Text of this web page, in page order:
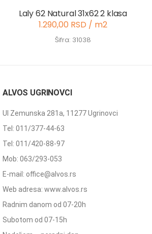
Laly 62 Natural 31x62 2 klasa
1.290,00 RSD / m2
Šifra: 31038
ALVOS UGRINOVCI
Ul Zemunska 281a, 11277 Ugrinovci
Tel: 011/377-44-63
Tel: 011/420-88-97
Mob: 063/293-053
E-mail: office@alvos.rs
Web adresa: www.alvos.rs
Radnim danom od 07-20h
Subotom od 07-15h